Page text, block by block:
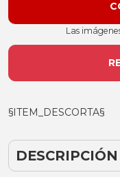
Las
§ITEM_DESCORTA§
DESCRIPCIÓN